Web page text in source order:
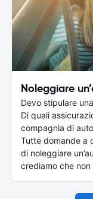
Noleggiare
Devo stipulare
Di quali
compagnia di
Tutte domande a
di noleggiare
crediamo che